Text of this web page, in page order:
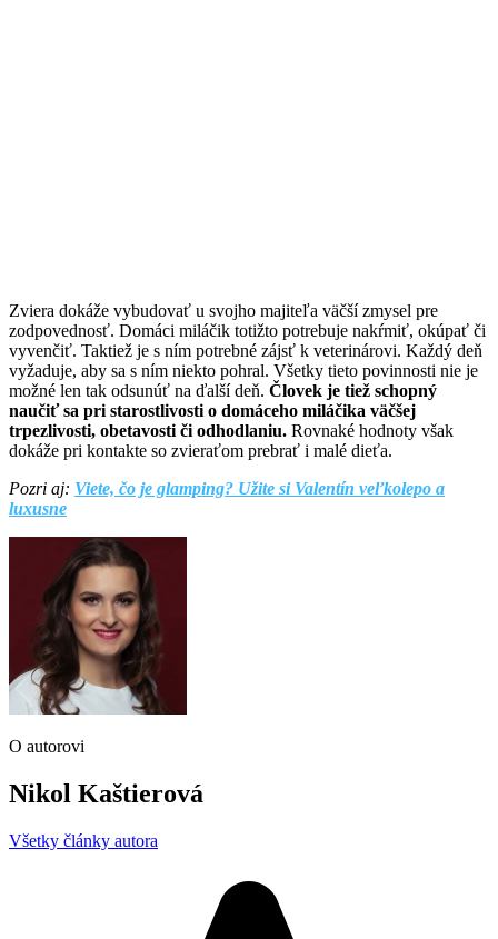
Zviera dokáže vybudovať u svojho majiteľa väčší zmysel pre
zodpovednosť. Domáci miláčik totižto potrebuje nakŕmiť, okúpať či
vyvenčiť. Taktiež je s ním potrebné zájsť k veterinárovi. Každý deň
vyžaduje, aby sa s ním niekto pohral. Všetky tieto povinnosti nie je
možné len tak odsunúť na ďalší deň. Človek je tiež schopný
naučiť sa pri starostlivosti o domáceho miláčika väčšej
trpezlivosti, obetavosti či odhodlaniu. Rovnaké hodnoty však
dokáže pri kontakte so zvieraťom prebrať i malé dieťa.
Pozri aj: Viete, čo je glamping? Užite si Valentín veľkolepo a
luxusne
O autorovi
Nikol Kaštierová
Všetky články autora